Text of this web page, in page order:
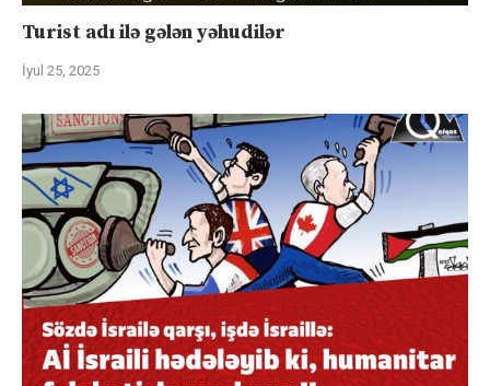
Turist adı ilə gələn yəhudilər
İyul 25, 2025